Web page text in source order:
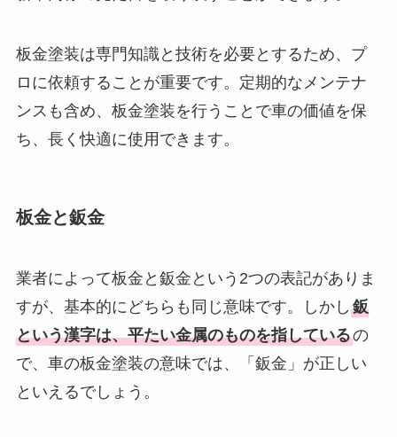
板金塗装は専門知識と技術を必要とするため、プ
ロに依頼することが重要です。定期的なメンテナ
ンスも含め、板金塗装を行うことで車の価値を保
ち、長く快適に使用できます。
板金と鈑金
業者によって板金と鈑金という2つの表記がありま
すが、基本的にどちらも同じ意味です。しかし 鈑
という漢字は、平たい金属のものを指しているの
で、車の板金塗装の意味では、「鈑金」が正しい
といえるでしょう。